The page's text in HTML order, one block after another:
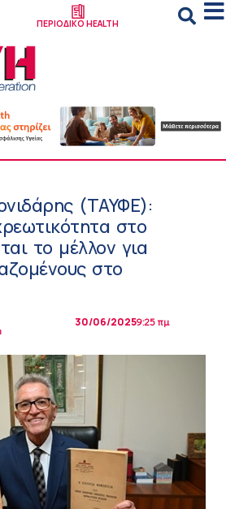
ΠΕΡΙΟΔΙΚΟ HEALTH
(ΤΑΥΦΕ):
στο
το μέλλον για
στο
30/06/20259:25 πμ